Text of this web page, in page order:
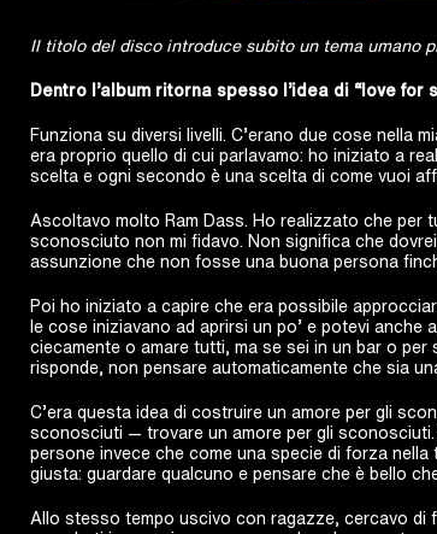
Il titolo del disco introduce subito un tema umano
Dentro l’album ritorna spesso l’idea di “love
Funziona su diversi livelli. C’erano due cose nella
era proprio quello di cui parlavamo: ho iniziato a
scelta e ogni secondo è una scelta di come vuoi
Ascoltavo molto Ram Dass. Ho realizzato che per
sconosciuto non mi fidavo. Non significa che
assunzione che non fosse una buona persona
Poi ho iniziato a capire che era possibile
le cose iniziavano ad aprirsi un po’ e potevi anche
ciecamente o amare tutti, ma se sei in un bar o
risponde, non pensare automaticamente che sia
C’era questa idea di costruire un amore per gli
sconosciuti — trovare un amore per gli
persone invece che come una specie di forza
giusta: guardare qualcuno e pensare che è bello
Allo stesso tempo uscivo con ragazze, cercavo di